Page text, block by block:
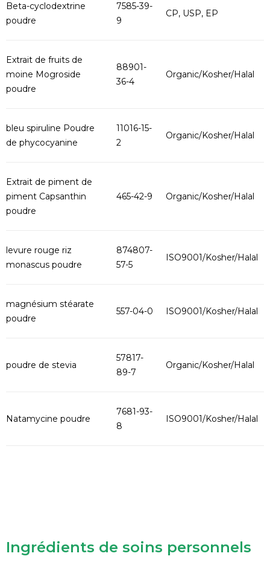
Beta-cyclodextrine
poudre
7585-39-
9
CP, USP, EP
Extrait de fruits de
moine Mogroside
poudre
88901-
36-4
Organic/Kosher/Halal
bleu spiruline Poudre
de phycocyanine
11016-15-
2
Organic/Kosher/Halal
Extrait de piment de
piment Capsanthin
poudre
465-42-9 Organic/Kosher/Halal
levure rouge riz
monascus poudre
874807-
57-5
ISO9001/Kosher/Halal
magnésium stéarate
poudre
557-04-0 ISO9001/Kosher/Halal
poudre de stevia
57817-
89-7
Organic/Kosher/Halal
Natamycine poudre
7681-93-
8
ISO9001/Kosher/Halal
Ingrédients de soins personnels